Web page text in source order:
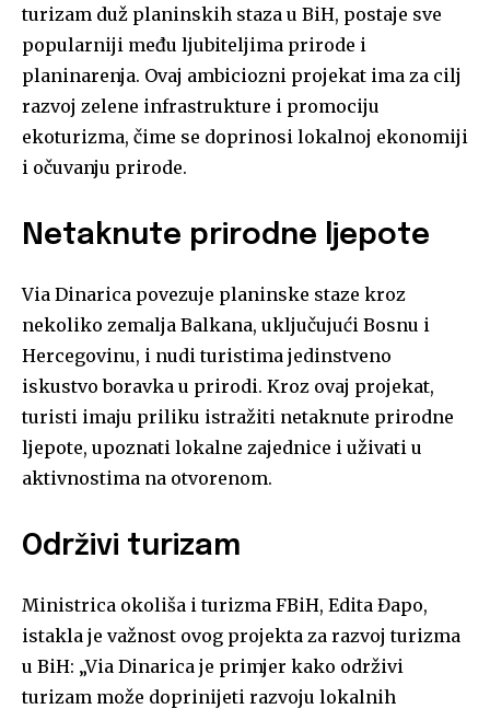
turizam duž planinskih staza u BiH, postaje sve
popularniji među ljubiteljima prirode i
planinarenja. Ovaj ambiciozni projekat ima za cilj
razvoj zelene infrastrukture i promociju
ekoturizma, čime se doprinosi lokalnoj ekonomiji
i očuvanju prirode.
Netaknute prirodne ljepote
Via Dinarica povezuje planinske staze kroz
nekoliko zemalja Balkana, uključujući Bosnu i
Hercegovinu, i nudi turistima jedinstveno
iskustvo boravka u prirodi. Kroz ovaj projekat,
turisti imaju priliku istražiti netaknute prirodne
ljepote, upoznati lokalne zajednice i uživati u
aktivnostima na otvorenom.
Održivi turizam
Ministrica okoliša i turizma FBiH, Edita Đapo,
istakla je važnost ovog projekta za razvoj turizma
u BiH: „Via Dinarica je primjer kako održivi
turizam može doprinijeti razvoju lokalnih